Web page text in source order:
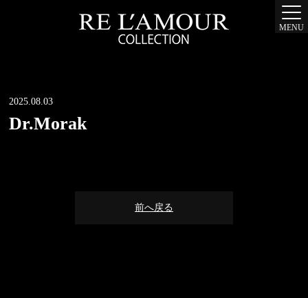
MENU
2025.08.03
Dr.Morak
前へ戻る